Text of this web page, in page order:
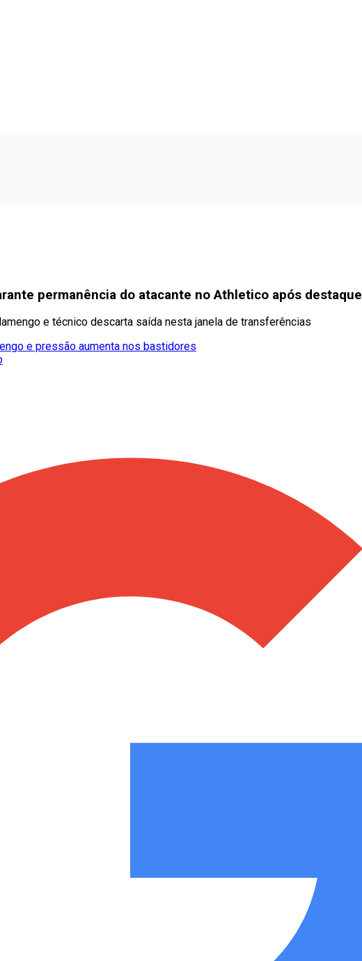
permanência do atacante no Athletico após destaque
e técnico descarta saída nesta janela de transferências
e pressão aumenta nos bastidores